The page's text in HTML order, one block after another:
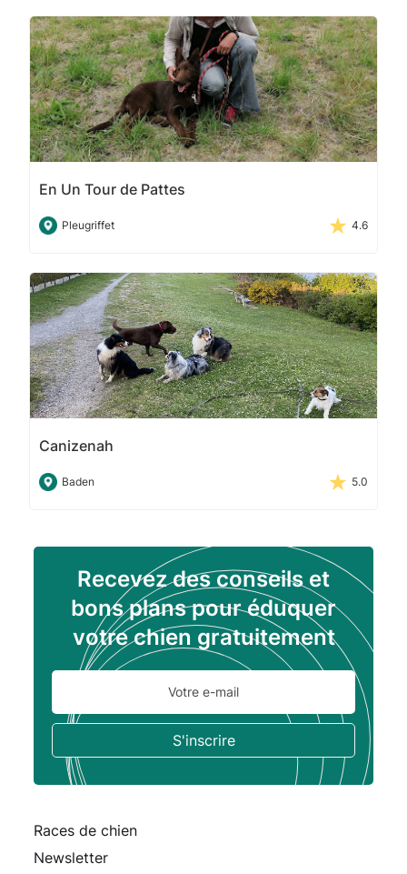
En Un Tour de Pattes
Pleugriffet 4.6
Canizenah
Baden 5.0
Recevez des conseils et
bons plans pour éduquer
votre chien gratuitement
Races de chien
Newsletter